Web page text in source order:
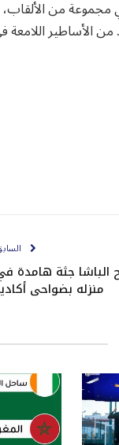
من الألقاب،
الأساطير اللامعة
الباشا جثة هامدة
منزله بضواحي